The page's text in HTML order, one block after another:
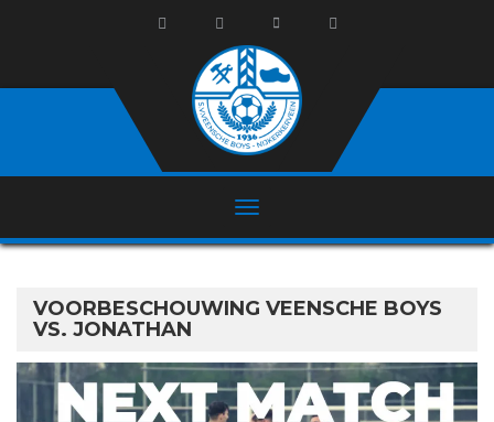
VOORBESCHOUWING VEENSCHE BOYS
VS. JONATHAN